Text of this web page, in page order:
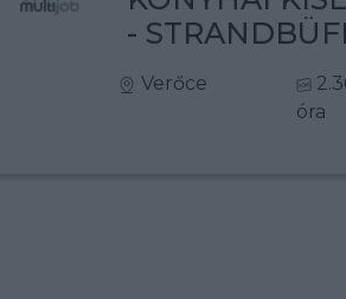
-
Verőce
óra